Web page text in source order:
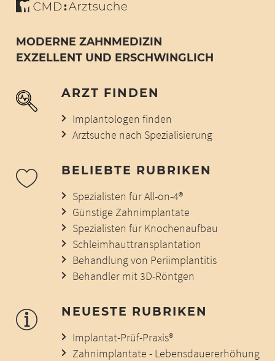
MODERNE ZAHNMEDIZIN
EXZELLENT UND ERSCHWINGLICH
ARZT FINDEN
Implantologen finden
Arztsuche nach Spezialisierung
BELIEBTE RUBRIKEN
Spezialisten für All-on-4®
Günstige Zahnimplantate
Spezialisten für Knochenaufbau
Schleimhauttransplantation
Behandlung von Periimplantitis
Behandler mit 3D-Röntgen
NEUESTE RUBRIKEN
Implantat-Prüf-Praxis®
Zahnimplantate - Lebensdauererhöhung